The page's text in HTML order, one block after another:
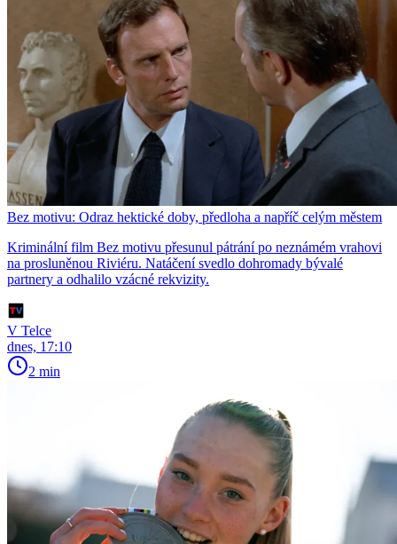
Bez motivu: Odraz hektické doby, předloha a napříč celým městem
Kriminální film Bez motivu přesunul pátrání po neznámém vrahovi
na prosluněnou Riviéru. Natáčení svedlo dohromady bývalé
partnery a odhalilo vzácné rekvizity.
V Telce
dnes, 17:10
2 min